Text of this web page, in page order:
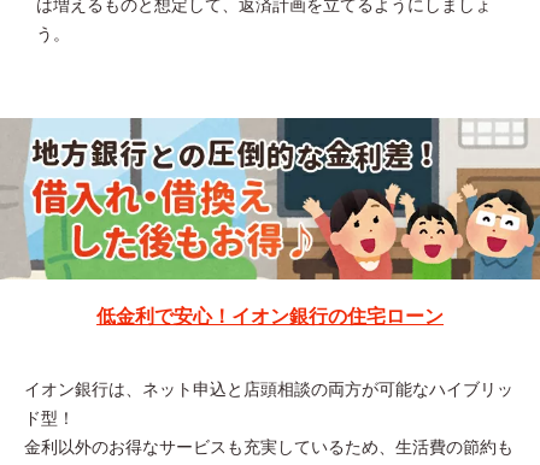
は増えるものと想定して、返済計画を立てるようにしましょ
う。
低金利で安心！イオン銀行の住宅ローン
イオン銀行は、ネット申込と店頭相談の両方が可能なハイブリッ
ド型！
金利以外のお得なサービスも充実しているため、生活費の節約も